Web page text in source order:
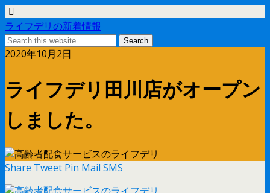
ライフデリの新着情報
2020年10月2日
ライフデリ田川店がオープン
しました。
Share Tweet Pin Mail SMS